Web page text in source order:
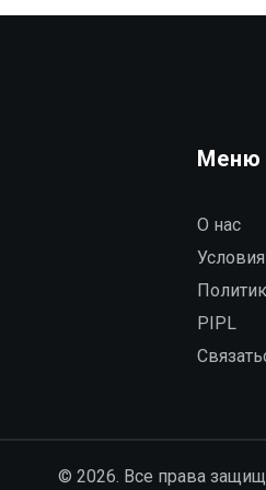
Меню
О нас
PIPL
© 2026. Все права